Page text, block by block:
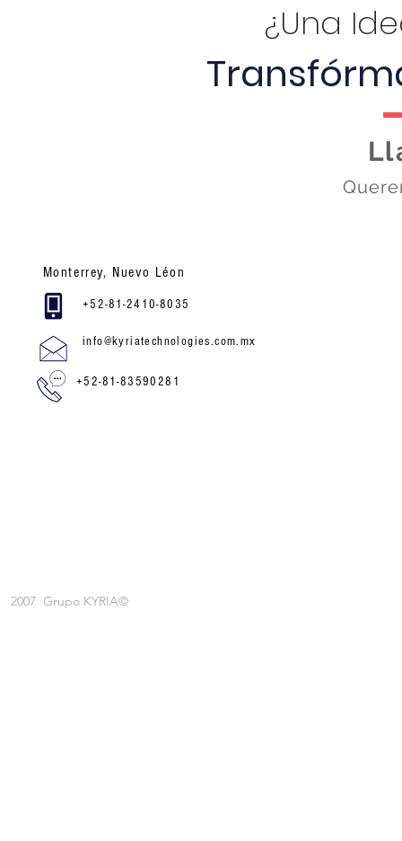
¿Una
Monterrey, Nuevo Léon
+52-81-2410-8035
info@kyriatechnologies.com.mx
+52-81-83590281
2007 Grupo KYRIA©